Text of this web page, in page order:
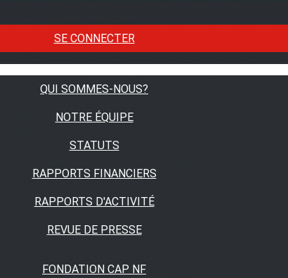
SE CONNECTER
QUI SOMMES-NOUS?
NOTRE ÉQUIPE
STATUTS
RAPPORTS FINANCIERS
RAPPORTS D'ACTIVITÉ
REVUE DE PRESSE
FONDATION CAP NF